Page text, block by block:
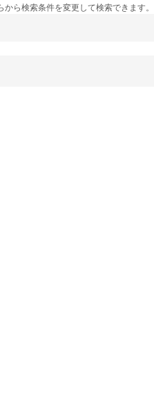
から検索条件を変更して検索できます。